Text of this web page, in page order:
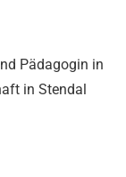
Pädagogin in
in Stendal